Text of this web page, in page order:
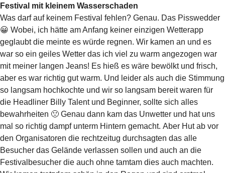
Festival mit kleinem Wasserschaden
Was darf auf keinem Festival fehlen? Genau. Das Pisswedder
😀 Wobei, ich hätte am Anfang keiner einzigen Wetterapp
geglaubt die meinte es würde regnen. Wir kamen an und es
war so ein geiles Wetter das ich viel zu warm angezogen war
mit meiner langen Jeans! Es hieß es wäre bewölkt und frisch,
aber es war richtig gut warm. Und leider als auch die Stimmung
so langsam hochkochte und wir so langsam bereit waren für
die Headliner Billy Talent und Beginner, sollte sich alles
bewahrheiten 🙁 Genau dann kam das Unwetter und hat uns
mal so richtig dampf unterm Hintern gemacht. Aber Hut ab vor
den Organisatoren die rechtzeitug durchsagten das alle
Besucher das Gelände verlassen sollen und auch an die
Festivalbesucher die auch ohne tamtam dies auch machten.